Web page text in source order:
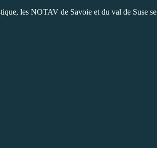
les NOTAV de Savoie et du val de Suse se